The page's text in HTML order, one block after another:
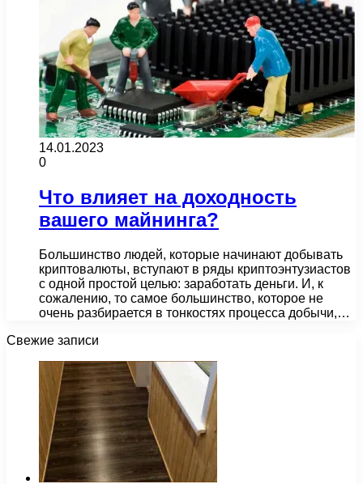
14.01.2023
0
Что влияет на доходность
вашего майнинга?
Большинство людей, которые начинают добывать
криптовалюты, вступают в ряды криптоэнтузиастов
с одной простой целью: заработать деньги. И, к
сожалению, то самое большинство, которое не
очень разбирается в тонкостях процесса добычи,…
Свежие записи